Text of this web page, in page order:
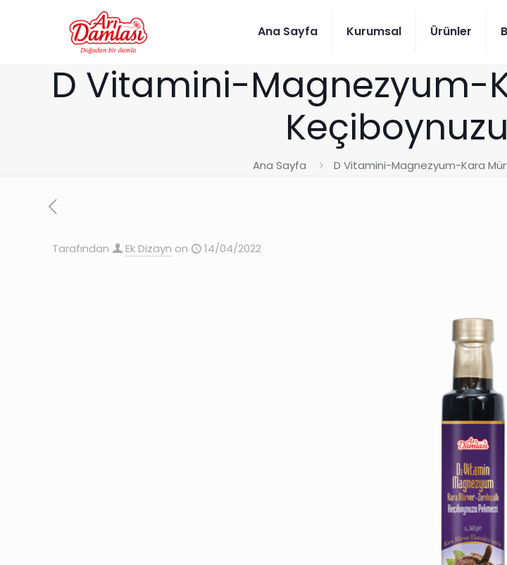
Ana Sayfa Kurumsal Ürünler
D Vitamini-Magnezyum-
Ana Sayfa D Vitamini-Magnezyum-Kara
Tarafından Ek Dizayn on 14/04/2022